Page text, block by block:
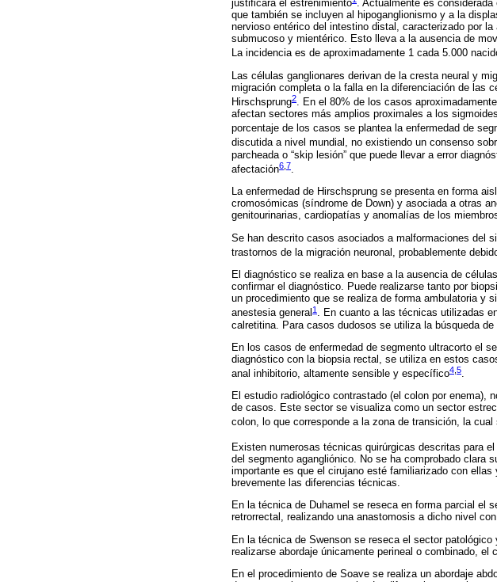
justificara el estreñimiento . Actualmente es
que también se incluyen al hipoganglionismo y a la
nervioso entérico del intestino distal, caracterizado por
submucoso y mientérico. Esto lleva a la ausencia de
La incidencia es de aproximadamente 1 cada 5.000
Las células ganglionares derivan de la cresta neural y
migración completa o la falla en la diferenciación de las
Hirschsprung2. En el 80% de los casos
afectan sectores más amplios proximales a los
porcentaje de los casos se plantea la enfermedad de
discutida a nivel mundial, no existiendo un consenso
parcheada o “skip lesión” que puede llevar a error
afectación6 7.
La enfermedad de Hirschsprung se presenta en forma
cromosómicas (síndrome de Down) y asociada a otras
genitourinarias, cardiopatías y anomalías de los
Se han descrito casos asociados a malformaciones del
trastornos de la migración neuronal, probablemente
El diagnóstico se realiza en base a la ausencia de
confirmar el diagnóstico. Puede realizarse tanto por
un procedimiento que se realiza de forma ambulatoria y
anestesia general 1 . En cuanto a las técnicas utilizadas
calretitina. Para casos dudosos se utiliza la búsqueda
En los casos de enfermedad de segmento ultracorto el
diagnóstico con la biopsia rectal, se utiliza en estos
anal inhibitorio, altamente sensible y específico4 5.
El estudio radiológico contrastado (el colon por enema),
de casos. Este sector se visualiza como un sector
colon, lo que corresponde a la zona de transición, la
Existen numerosas técnicas quirúrgicas descritas para
del segmento agangliónico. No se ha comprobado clara
importante es que el cirujano esté familiarizado con
brevemente las diferencias técnicas.
En la técnica de Duhamel se reseca en forma parcial el
retrorrectal, realizando una anastomosis a dicho nivel
En la técnica de Swenson se reseca el sector
realizarse abordaje únicamente perineal o combinado, el
En el procedimiento de Soave se realiza un abordaje